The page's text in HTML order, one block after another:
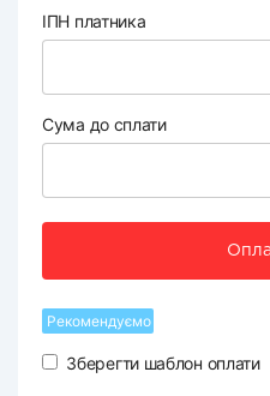
ІПН платника
Сума до сплати
Рекомендуємо
Зберегти шаблон оплати